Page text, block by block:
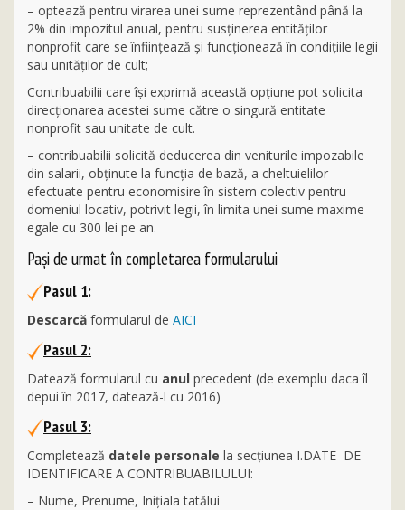
– optează pentru virarea unei sume reprezentând până la
2% din impozitul anual, pentru susţinerea entităţilor
nonprofit care se înfiinţează şi funcţionează în condiţiile legii
sau unităţilor de cult;
Contribuabilii care îşi exprimă această opţiune pot solicita
direcţionarea acestei sume către o singură entitate
nonprofit sau unitate de cult.
– contribuabilii solicită deducerea din veniturile impozabile
din salarii, obţinute la funcţia de bază, a cheltuielilor
efectuate pentru economisire în sistem colectiv pentru
domeniul locativ, potrivit legii, în limita unei sume maxime
egale cu 300 lei pe an.
Paşi de urmat în completarea formularului
Pasul 1:
Descarcă formularul de AICI
Pasul 2:
Datează formularul cu anul precedent (de exemplu daca îl
depui în 2017, datează-l cu 2016)
Pasul 3:
Completează datele personale la secţiunea I.DATE DE
IDENTIFICARE A CONTRIBUABILULUI:
– Nume, Prenume, Iniţiala tatălui